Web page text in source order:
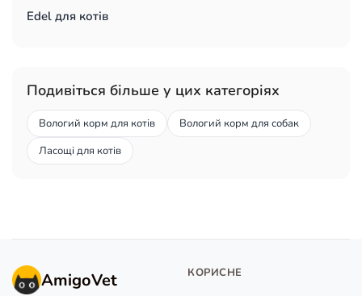
Edel для котів
Подивіться більше у цих категоріях
Вологий корм для котів
Вологий корм для собак
Ласощі для котів
AmigoVet КОРИСНЕ